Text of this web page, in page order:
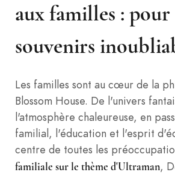
aux familles : pour
souvenirs
Les familles sont au cœur de la
Blossom House. De l'univers
l'atmosphère chaleureuse, en
familial, l'éducation et l'esprit
centre de toutes les
familiale sur le thème d'Ultraman,